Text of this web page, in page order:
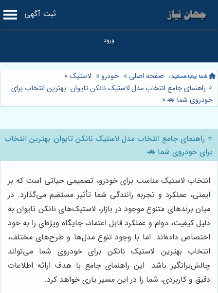
ثبت آگهی
صفحه اصلی » خودرو » لاستیک»
⭐️ راهنمای جامع انتخاب مدل لاستیک نانکن تایوان: بهترین انتخاب برای
خودروی شما 🚗»
⭐️ راهنمای جامع انتخاب مدل لاستیک نانکن تایوان: بهترین انتخاب
برای خودروی شما 🚗
انتخاب لاستیک مناسب برای خودرو، تصمیمی حیاتی است که بر
ایمنی، عملکرد و تجربه رانندگی شما تأثیر مستقیم می‌گذارد. در
میان برندهای متنوع موجود در بازار، لاستیک‌های نانکن تایوان به
دلیل کیفیت، دوام و عملکرد قابل اعتماد، جایگاه ویژه‌ای را به خود
اختصاص داده‌اند. اما با وجود تنوع مدل‌ها و طرح‌های مختلف،
انتخاب بهترین لاستیک نانکن برای خودروی شما می‌تواند
چالش‌برانگیز باشد. این راهنمای جامع با هدف ارائه اطلاعات
دقیق و کاربردی، شما را در این مسیر یاری خواهد کرد.